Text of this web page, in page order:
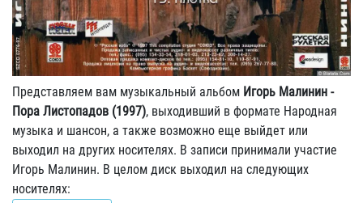
Представляем вам музыкальный альбом Игорь Малинин -
Пора Листопадов (1997), выходивший в формате Народная
музыка и шансон, а также возможно еще выйдет или
выходил на других носителях. В записи принимали участие
Игорь Малинин. В целом диск выходил на следующих
носителях: